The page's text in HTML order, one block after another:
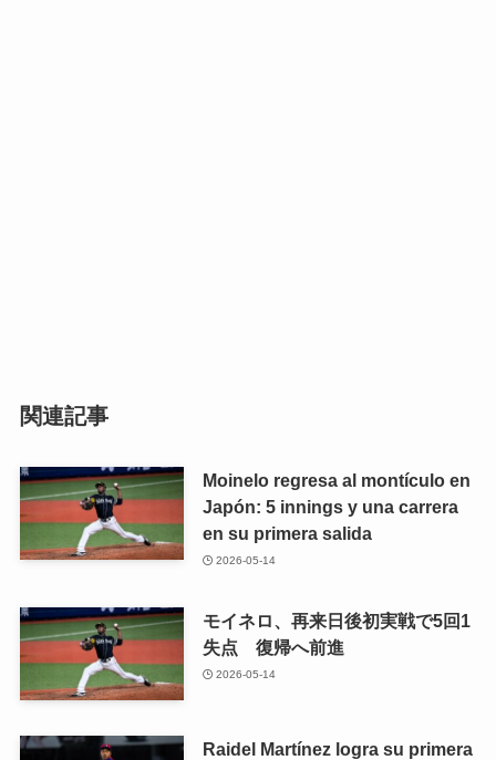
関連記事
Moinelo regresa al montículo en
Japón: 5 innings y una carrera
en su primera salida
2026-05-14
モイネロ、再来日後初実戦で5回1
失点 復帰へ前進
2026-05-14
Raidel Martínez logra su primera